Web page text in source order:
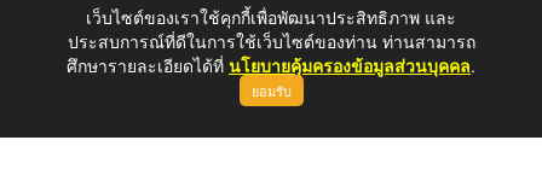
อีเมลกลาง. saraban@laotangkham.go.th
เว็บไซต์ของเราใช้คุกกี้เพื่อพัฒนาประสิทธิภาพ และ
ประสบการณ์ที่ดีในการใช้เว็บไซต์ของท่าน ท่านสามารถ
ศึกษารายละเอียดได้ที่ นโยบายคุ้มครองข้อมูลส่วนบุคคล.
ยอมรับ